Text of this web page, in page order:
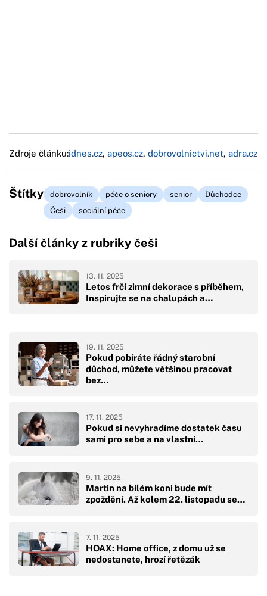
Zdroje článku:idnes.cz, apeos.cz, dobrovolnictvi.net, adra.cz
Štítky dobrovolník péče o seniory senior
Důchodce
Češi
sociální péče
Další články z rubriky češi
Letos frčí zimní dekorace s příběhem,
Inspirujte se na chalupách a…
13. 11. 2025
Pokud pobíráte řádný starobní
důchod, můžete většinou pracovat
bez…
19. 11. 2025
Pokud si nevyhradíme dostatek času
sami pro sebe a na vlastní…
17. 11. 2025
Martin na bílém koni bude mít
zpoždění. Až kolem 22. listopadu se…
9. 11. 2025
HOAX: Home office, z domu už se
nedostanete, hrozí řetězák
7. 11. 2025